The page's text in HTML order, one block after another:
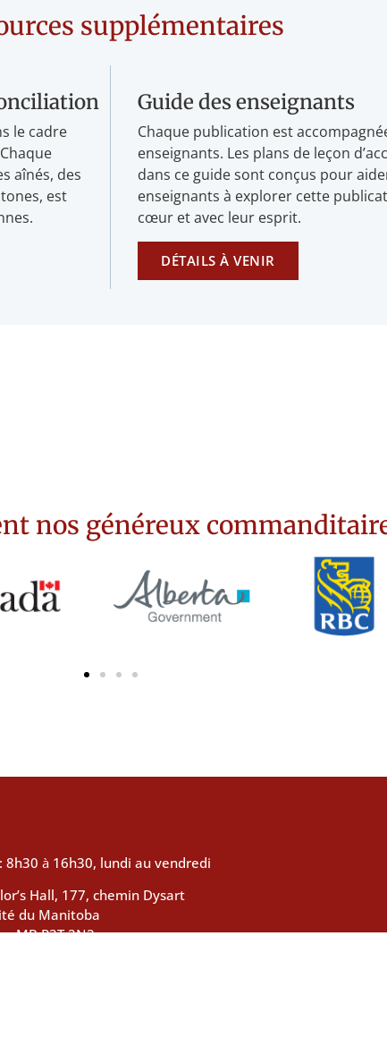
supplémentaires
le cadre
aînés, des
est
Guide des enseignants
Chaque publication est
enseignants. Les plans de leçon
dans ce guide sont conçus pour
enseignants à explorer cette
cœur et avec leur esprit.
DÉTAILS À VENIR
nos généreux
8h30 à 16h30, lundi au vendredi
Hall, 177, chemin Dysart
du Manitoba
MB R3T 2N2